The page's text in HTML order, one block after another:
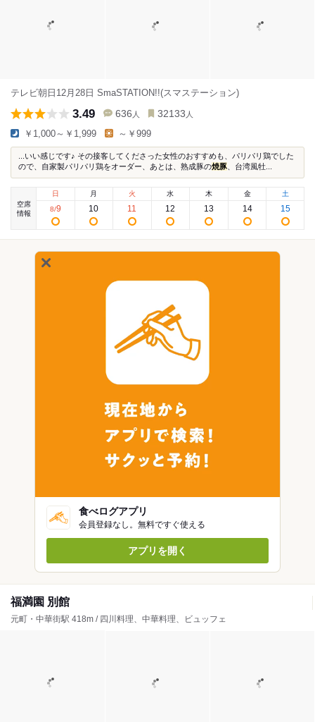
テレビ朝日12月28日 SmaSTATION!!(スマステーション)
3.49 636 人 32133 人
￥1,000～￥1,999 ～￥999
...いい感じです♪ その接客してくださった女性のおすすめも、パリパリ鶏でした
ので、自家製パリパリ鶏をオーダー、あとは、熟成豚の焼豚 、台湾風牡...
空席
情報
日
8/9
月
10
火
11
水
12
木
13
金
14
土
15
食べログアプリ
会員登録なし。無料ですぐ使える
アプリを開く
福満園 別館
元町・中華街駅 418m / 四川料理、中華料理、ビュッフェ